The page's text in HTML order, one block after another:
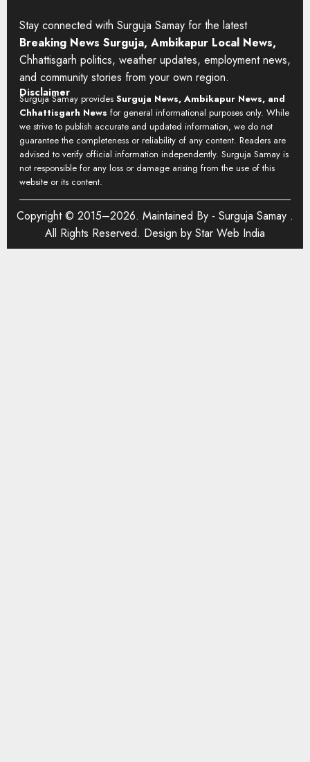
Stay connected with Surguja Samay for the latest
Breaking News Surguja, Ambikapur Local News,
Chhattisgarh politics, weather updates, employment news,
and community stories from your own region.
Disclaimer
Surguja Samay provides Surguja News, Ambikapur News, and
Chhattisgarh News for general informational purposes only. While
we strive to publish accurate and updated information, we do not
guarantee the completeness or reliability of any content. Readers are
advised to verify official information independently. Surguja Samay is
not responsible for any loss or damage arising from the use of this
website or its content.
Copyright © 2015–2026. Maintained By - Surguja Samay .
All Rights Reserved. Design by Star Web India